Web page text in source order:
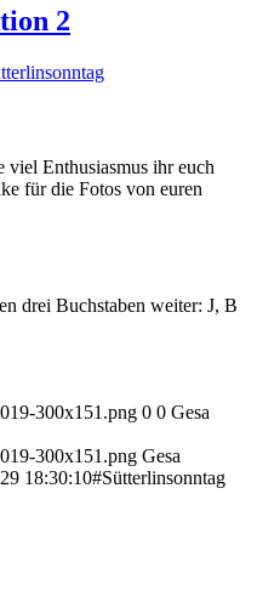
2
viel Enthusiasmus ihr euch
für die Fotos von euren
drei Buchstaben weiter: J, B
300x151.png 0 0 Gesa
300x151.png Gesa
18:30:10#Sütterlinsonntag